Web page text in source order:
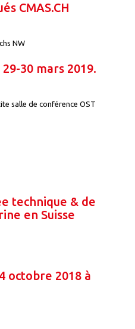
CMAS.CH
NW
30 mars 2019.
salle de conférence OST
technique & de
en Suisse
octobre 2018 à